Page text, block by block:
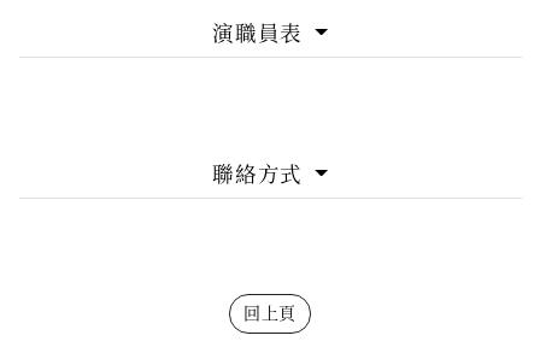
演職員表
聯絡方式
回上頁